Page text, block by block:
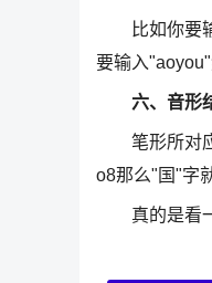
比如你要输
要输入
六、音形
笔形所对应
o8那么"国"字
真的是看一